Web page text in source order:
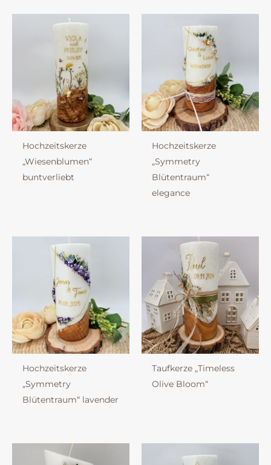
Hochzeitskerze
„Wiesenblumen“
buntverliebt
Hochzeitskerze
„Symmetry
Blütentraum“
elegance
Hochzeitskerze
„Symmetry
Blütentraum“ lavender
Taufkerze „Timeless
Olive Bloom“